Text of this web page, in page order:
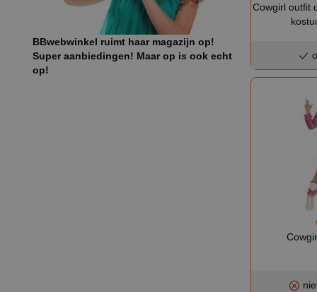
BBwebwinkel ruimt haar magazijn op!
Super aanbiedingen! Maar op is ook echt
op!
Cowgirl outfit